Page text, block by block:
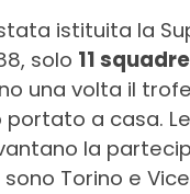
istituita la
solo 11 squadre
una volta il
a casa.
la
Torino e